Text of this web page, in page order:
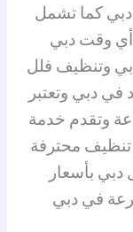
دبي كما تشمل
أي وقت دبي
وتنظيف فلل
دبي وتعتبر
شركات تنظيف دبي 24 ساعة وتقدم خدمة
محترفة
دبي بأسعار
في دبي